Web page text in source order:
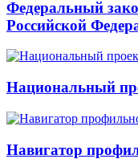
Федеральный
Российской
Национальный
Навигатор